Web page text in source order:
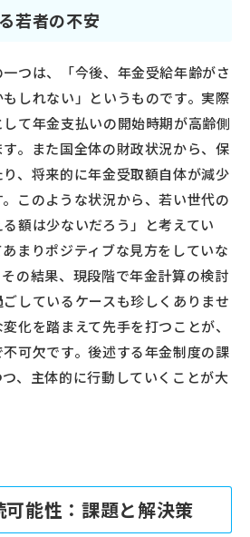
若者の不安
つは、「今後、年金受給年齢がさ
しれない」というものです。実際
て年金支払いの開始時期が高齢側
。また国全体の財政状況から、保
、将来的に年金受取額自体が減少
このような状況から、若い世代の
額は少ないだろう」と考えてい
まりポジティブな見方をしていな
の結果、現段階で年金計算の検討
しているケースも珍しくありませ
化を踏まえて先手を打つことが、
可欠です。後述する年金制度の課
、主体的に行動していくことが大
能性：課題と解決策